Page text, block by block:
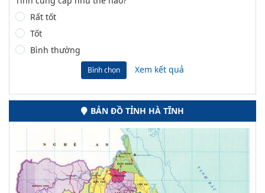
Rất tốt
Tốt
Bình thường
Bình chọn Xem kết quả
BẢN ĐỒ TỈNH HÀ TĨNH